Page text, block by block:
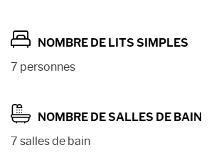
NOMBRE DE LITS SIMPLES
7 personnes
NOMBRE DE SALLES DE BAIN
7 salles de bain